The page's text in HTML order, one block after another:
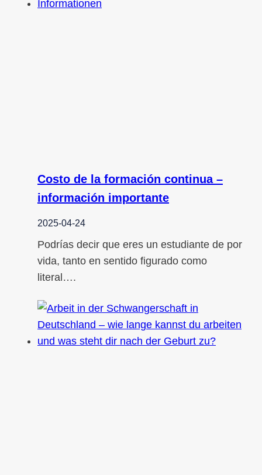
Costo de la formación continua –
información importante
2025-04-24
Podrías decir que eres un estudiante de por
vida, tanto en sentido figurado como
literal….